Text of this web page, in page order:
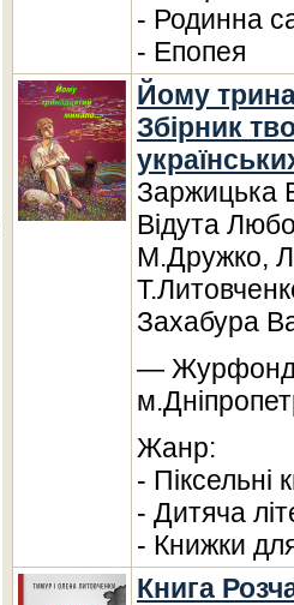
- Родинна
- Епопея
Йому
Збірник
Заржицька
Відута
М.Дружко,
Захабура
—
Жанр:
- Піксельні
- Дитяча
- Книжки
Книга